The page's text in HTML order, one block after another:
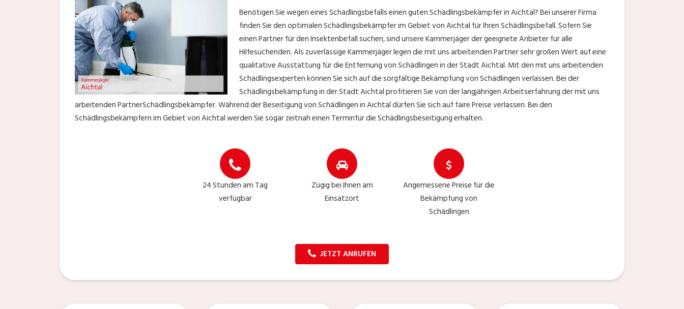
Benötigen Sie wegen eines Schädlingsbefalls einen guten Schädlingsbekämpfer in Aichtal? Bei unserer Firma
finden Sie den optimalen Schädlingsbekämpfer im Gebiet von Aichtal für Ihren Schädlingsbefall. Sofern Sie
einen Partner für den Insektenbefall suchen, sind unsere Kammerjäger der geeignete Anbieter für alle
Hilfesuchenden. Als zuverlässige Kammerjäger legen die mit uns arbeitenden Partner sehr großen Wert auf eine
qualitative Ausstattung für die Entfernung von Schädlingen in der Stadt Aichtal. Mit den mit uns arbeitenden
Schädlingsexperten können Sie sich auf die sorgfältige Bekämpfung von Schädlingen verlassen. Bei der
Schädlingsbekämpfung in der Stadt Aichtal profitieren Sie von der langjährigen Arbeitserfahrung der mit uns
arbeitenden PartnerSchädlingsbekämpfer. Während der Beseitigung von Schädlingen in Aichtal dürfen Sie sich auf faire Preise verlassen. Bei den
Schädlingsbekämpfern im Gebiet von Aichtal werden Sie sogar zeitnah einen Terminfür die Schädlingsbeseitigung erhalten.
24 Stunden am Tag
verfügbar
Zügig bei Ihnen am
Einsatzort
Angemessene Preise für die
Bekämpfung von
Schädlingen
JETZT ANRUFEN